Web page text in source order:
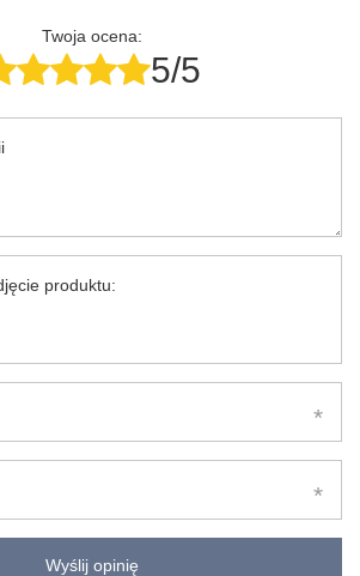
Twoja ocena:
5/5
produktu:
Wyślij opinię